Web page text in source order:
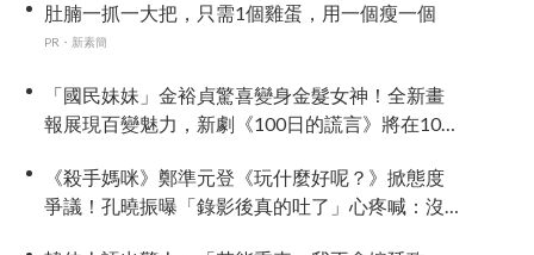
肚腩一抓一大把，只需1個雞蛋，用一個瘦一個
PR・新素簡
「國民妹妹」金裕貞驚喜變身金髮女神！全新畫
報展現百變魅力，新劇《100日的謊言》將在10月
《殺手媽咪》鄭準元登《玩什麼好呢？》掀態度
爭議！孔曉振曝「錄影後真的吐了」心疼喊：沒